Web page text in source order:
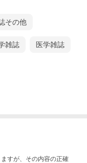
その他
雑誌 医学雑誌
すが、その内容の正確